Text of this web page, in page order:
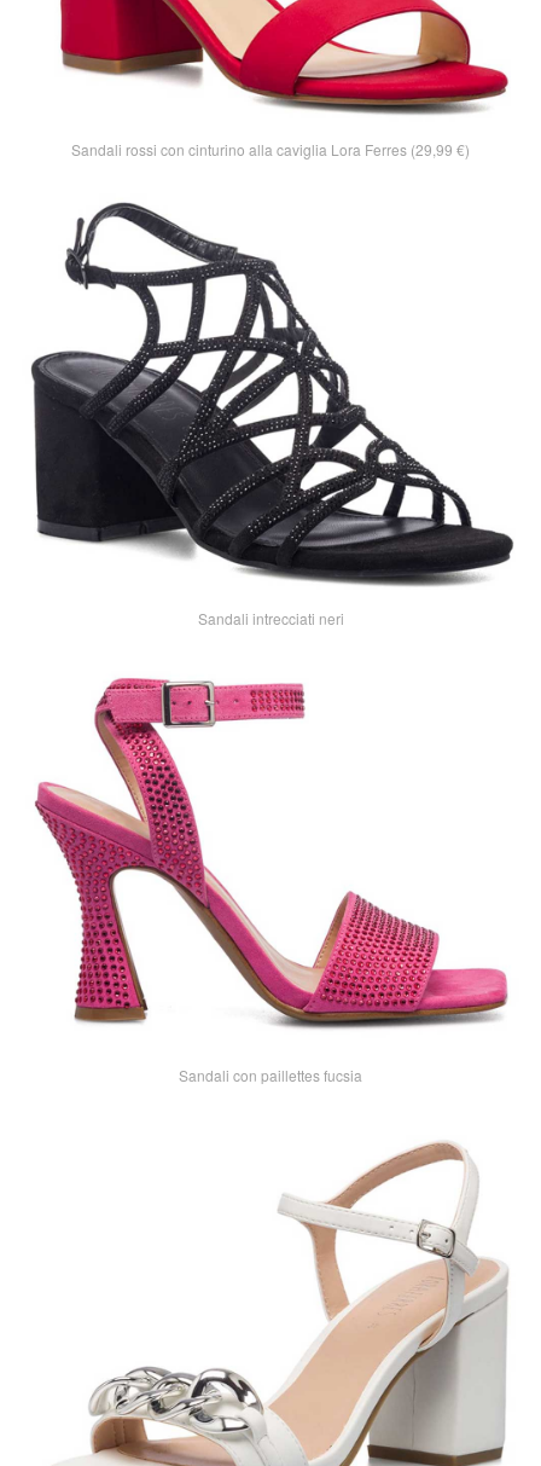
Sandali rossi con cinturino alla caviglia Lora Ferres (29,99 €)
Sandali intrecciati neri
Sandali con paillettes fucsia